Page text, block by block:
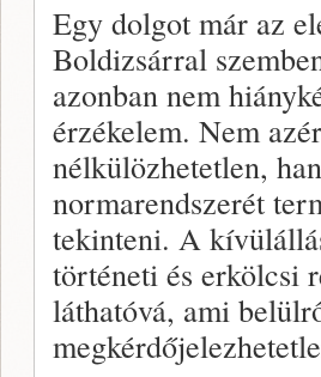
Egy dolgot már az
Boldizsárral
azonban nem
érzékelem. Nem
nélkülözhetetlen,
normarendszerét
tekinteni. A
történeti és erkölcsi
láthatóvá, ami